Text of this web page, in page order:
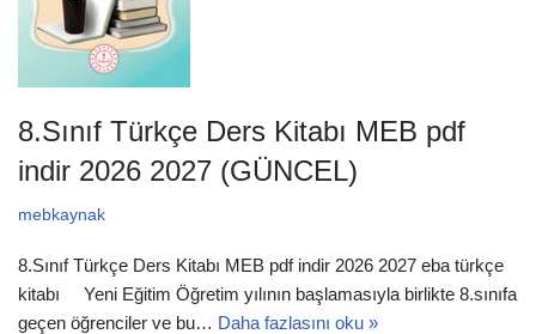
8.Sınıf Türkçe Ders Kitabı MEB pdf
indir 2026 2027 (GÜNCEL)
mebkaynak
8.Sınıf Türkçe Ders Kitabı MEB pdf indir 2026 2027 eba türkçe
kitabı Yeni Eğitim Öğretim yılının başlamasıyla birlikte 8.sınıfa
geçen öğrenciler ve bu… Daha fazlasını oku »